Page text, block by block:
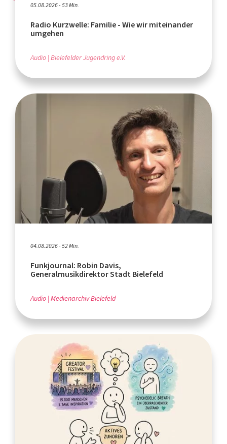
05.08.2026 - 53 Min.
Radio Kurzwelle: Familie - Wie wir miteinander
umgehen
Audio Bielefelder Jugendring e.V.
04.08.2026 - 52 Min.
Funkjournal: Robin Davis,
Generalmusikdirektor Stadt Bielefeld
Audio Medienarchiv Bielefeld